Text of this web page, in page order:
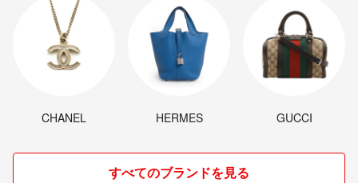
CHANEL HERMES GUCCI
すべてのブランドを見る